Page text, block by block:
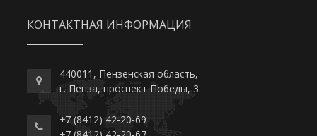
КОНТАКТНАЯ ИНФОРМАЦИЯ
440011, Пензенская область,
г. Пенза, проспект Победы, 3
+7 (8412) 42-20-69